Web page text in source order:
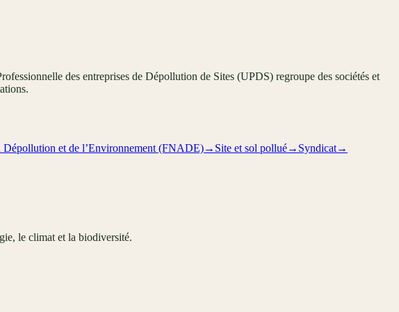
des entreprises de Dépollution de Sites (UPDS) regroupe des sociétés et
Dépollution et de l’Environnement (FNADE)→ Site et sol pollué→ Syndicat→
le climat et la biodiversité.